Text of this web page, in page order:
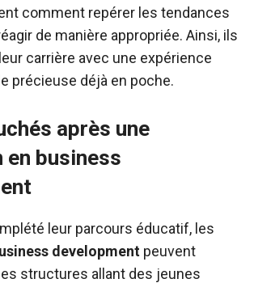
comment repérer les tendances
de manière appropriée. Ainsi, ils
carrière avec une expérience
précieuse déjà en poche.
après une
business
leur parcours éducatif, les
development peuvent
structures allant des jeunes